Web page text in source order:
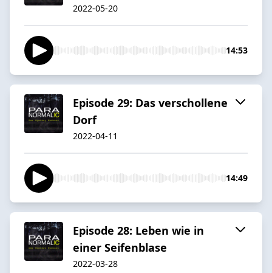
2022-05-20
14:53
Episode 29: Das verschollene
Dorf
2022-04-11
14:49
Episode 28: Leben wie in
einer Seifenblase
2022-03-28